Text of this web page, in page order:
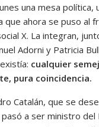
una mesa política,
ahora se puso al
X. La integran,
Adorni y Patricia
cualquier
pura coincidencia.
Catalán, que se
a ser ministro del